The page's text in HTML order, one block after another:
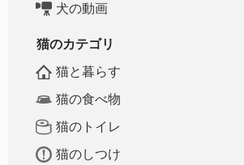
犬の動画
猫のカテゴリ
猫と暮らす
猫の食べ物
猫のトイレ
猫のしつけ